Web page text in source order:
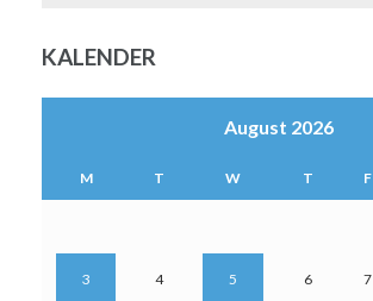
KALENDER
August 2026
M T W T F
3 4 5 6 7